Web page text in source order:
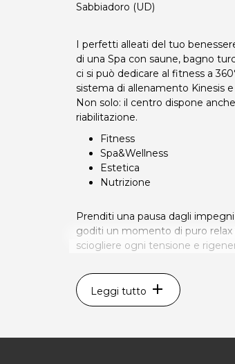
Sabbiadoro (UD)
I perfetti alleati del tuo
di una Spa con saune, bagno
ci si può dedicare al fitness a
sistema di allenamento Kinesis
Non solo: il centro dispone
riabilitazione.
Fitness
Spa&Wellness
Estetica
Nutrizione
Prenditi una pausa dagli
goditi un momento di puro
sciogliere ogni tensione e
ORARI
Dal lunedì al venerdì: 7.00 - 21.00
KINESIS CLUB
Leggi tutto add